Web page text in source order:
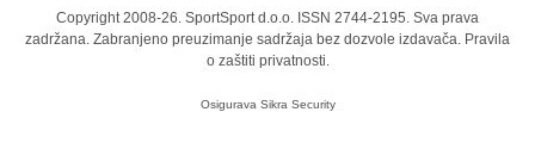
Copyright 2008-26. SportSport d.o.o. ISSN 2744-2195. Sva prava
zadržana. Zabranjeno preuzimanje sadržaja bez dozvole izdavača. Pravila
o zaštiti privatnosti.
Osigurava Sikra Security